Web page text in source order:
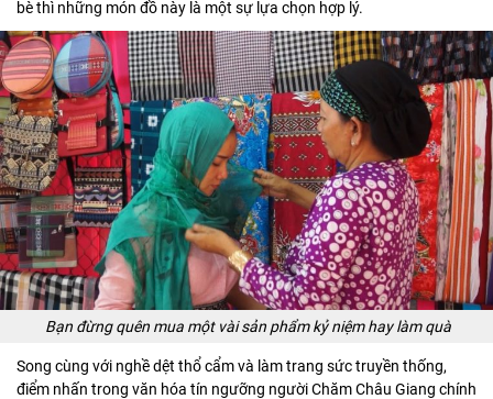
bè thì những món đồ này là một sự lựa chọn hợp lý.
Bạn đừng quên mua một vài sản phẩm kỷ niệm hay làm quà
Song cùng với nghề dệt thổ cẩm và làm trang sức truyền thống,
điểm nhấn trong văn hóa tín ngưỡng người Chăm Châu Giang chính